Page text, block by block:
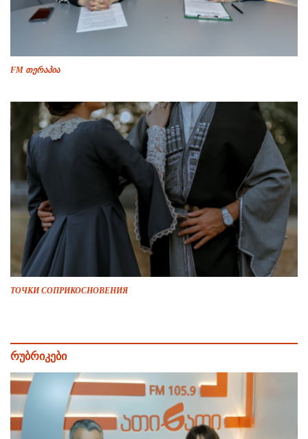
FM თერაპია
ТОЧКИ СОПРИКОСНОВЕНИЯ
რუბრიკები